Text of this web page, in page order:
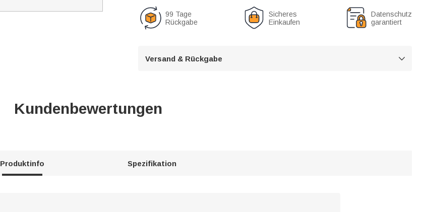
99 Tage
Rückgabe
Sicheres
Einkaufen
Datenschutz
garantiert
Versand & Rückgabe 
Kundenbewertungen
Produktinfo Spezifikation